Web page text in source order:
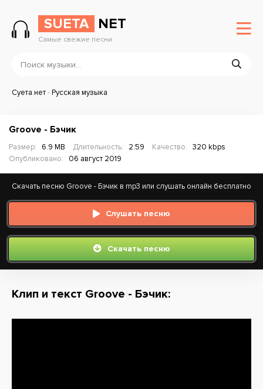
SUETA NET
Самые свежие песни
Суета.нет-Русская музыка
Groove - Бэчик
Размер: 6.9 MB Длительность: 2:59 Качество:
320 kbps
Опубликовано:
06 август 2019
Скачать песню Groove - Бэчик в mp3 или слушать онлайн бесплатно
Слушать песню
Скачать песню
Клип и текст Groove - Бэчик: